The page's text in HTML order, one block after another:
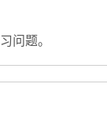
问题。